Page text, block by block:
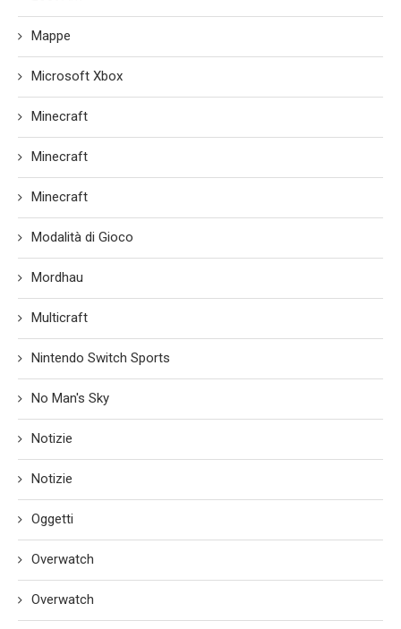
Mappe
Microsoft Xbox
Minecraft
Minecraft
Minecraft
Modalità di Gioco
Mordhau
Multicraft
Nintendo Switch Sports
No Man's Sky
Notizie
Notizie
Oggetti
Overwatch
Overwatch